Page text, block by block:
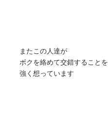
またこの人達が
ボクを絡めて交錯することを
強く想っています